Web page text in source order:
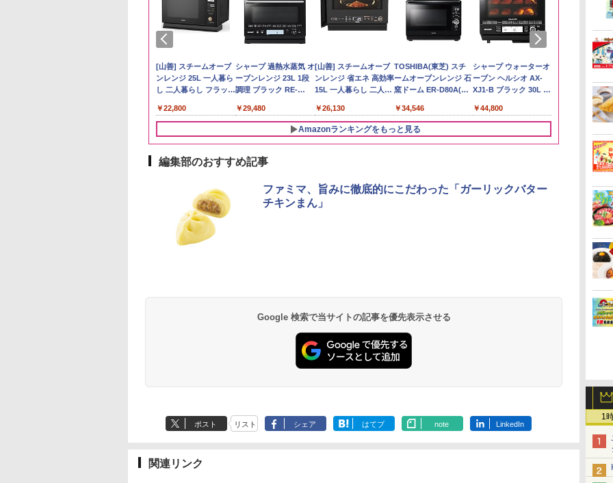
1
by Amazon 国産ブレ
ンド米 精米 5kg
￥2,650
野沢農産 無洗米 青い流
るる コシヒカリ 5kg 長
野県産 令和7年産
￥3,980
【在庫処分価格】もも
たろう印 無洗米 5kg 業
務用 お米マイスターブ
￥2,680
by Amazon 新潟県産
新潟のお米 無洗米 5kg
￥3,274
by Amazon あきたこ
まちブレンド 無洗米
5kg
￥3,396
フクテイラ
あきたこま
産 (5kg)
ブラックニッカ ニッカ
Nikka ウィスキー
4000ml ブラックニッ
【日本 アサヒ ウィスキ
ー】 大容量 お得 4リッ
トル
￥4,358
角瓶 2700ml サントリ
ー ウイスキー ハイボー
ル 大容量
￥6,063
角ハイボール
350ml×24本 サントリ
ー ウイスキー ハイボー
￥4,930
トリスウイスキー
4000ml サントリー 大
容量 4リットル
￥4,274
【数量限定】フロム・
ザ・バレル モルトウイ
スキー500ml アサヒ [
フト プレゼント 贈り
物に】
￥4,402
サントリー
Story of the
2026 化粧箱
￥19,860
チキンラーメン どんぶ
り 85g×12個 日清食品
インスタント カップ麺
￥1,939
【公式】ブタメン とん
こつ味 35g×15個 | 業務
用 夜食 カップラーメン
スタント アウトドアに
も ローリングストック
大人買い おやつカンパ
￥1,288
カップヌードル カップ
ヌードルPRO シーフー
ドヌードル 高たんぱく
えめ 78g×12個
￥2,880
国分 tabete だし麺 千
葉県産はまぐりだし 塩
らーめん 108g×10袋 保
￥2,323
カップヌードル カップ
ヌードルPRO しょうゆ
高たんぱく&低糖質 さ
75g×12個
￥3,103
マルちゃん
醤油豚骨 3食
130g×3食
[山善] スチームオーブ
ンレンジ 25L 一人暮ら
し 二人暮らし フラット
自動メニュー19種搭載
角皿付き ブラック
MRK-F250TSV(B)
￥22,800
シャープ 過熱水蒸気 オ
ーブンレンジ 23L 1段
調理 ブラック RE-
コンパクト 一人暮らし
二人暮らし らくチン!
（絶対湿度）センサー
ト スチームあたため ワ
￥29,480
[山善] スチームオーブ
ンレンジ 省エネ 高効率
15L 一人暮らし 二人暮
ットテーブル トースト
機能 自動メニュー33種
簡単お手入れ ブラック
￥26,130
TOSHIBA(東芝) スチ
ームオーブンレンジ 石
窯ドーム ER-D80A(K)
理 フラットテーブル
電子レンジ 赤外線セン
サー ノンフライ調理
￥34,546
シャープ ウォーターオ
ーブン ヘルシオ AX-
XJ1-B ブラック 30L 2
トースト機能
￥44,800
パナソニッ
ロ 30L 2段
リル 高精細
ードセンサ
NE-BS9D-K
￥91,000
Amazonランキングをもっと見る
編集部のおすすめ記事
ファミマ、旨みに徹底的にこだわった「ガーリックバター
チキンまん」
Google 検索で当サイトの記事を優先表示させる
ポスト リスト シェア はてブ note LinkedIn
関連リンク